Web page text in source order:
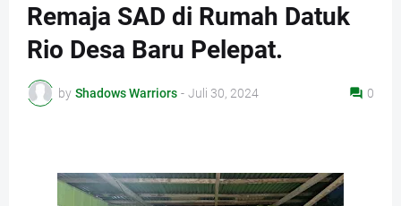
Remaja SAD di Rumah Datuk
Rio Desa Baru Pelepat.
by Shadows Warriors - Juli 30, 2024 0